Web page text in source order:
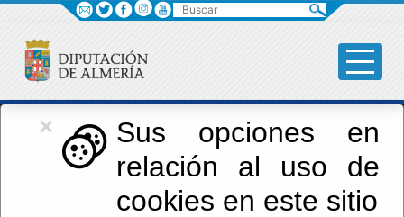
×
Sus opciones en
relación al uso de
cookies en este sitio
Iniciativas Europeas
Europedirectalmeria
Buscar